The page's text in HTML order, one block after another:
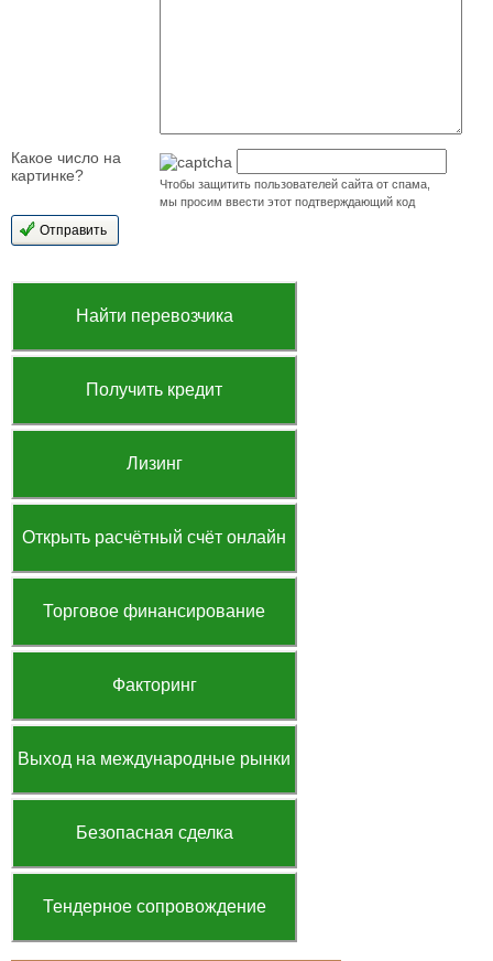
Какое число на
картинке?
Чтобы защитить пользователей сайта от спама,
мы просим ввести этот подтверждающий код
Найти перевозчика
Получить кредит
Лизинг
Открыть расчётный счёт онлайн
Торговое финансирование
Факторинг
Выход на международные рынки
Безопасная сделка
Тендерное сопровождение